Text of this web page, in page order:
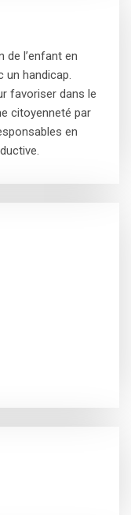
de l’enfant en
un handicap.
favoriser dans le
citoyenneté par
en